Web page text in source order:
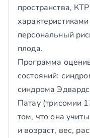
пространства,
персональный
плода.
Программа
состояний:
синдрома
Патау (трисомии
том, что она
и возраст, вес,